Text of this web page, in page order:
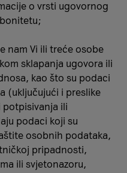
o vrsti ugovornog
nam Vi ili treće osobe
sklapanja ugovora ili
kao što su podaci
(uključujući i preslike
ili
podaci koji su
osobnih podataka,
pripadnosti,
ili svjetonazoru,